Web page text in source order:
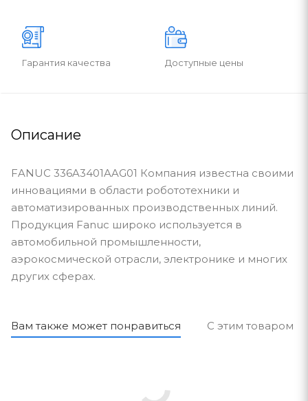
Гарантия качества Доступные цены
Описание
FANUC 336A3401AAG01 Компания известна своими
инновациями в области робототехники и
автоматизированных производственных линий.
Продукция Fanuc широко используется в
автомобильной промышленности,
аэрокосмической отрасли, электронике и многих
других сферах.
Вам также может понравиться С этим товаром